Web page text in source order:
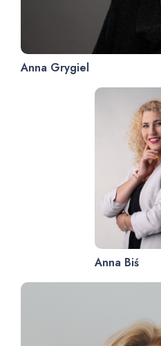
Anna Grygiel
Anna Biś